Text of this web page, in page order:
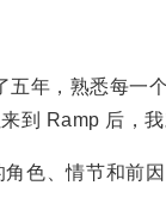
年，熟悉每一
到 Ramp 后，我
色、情节和前